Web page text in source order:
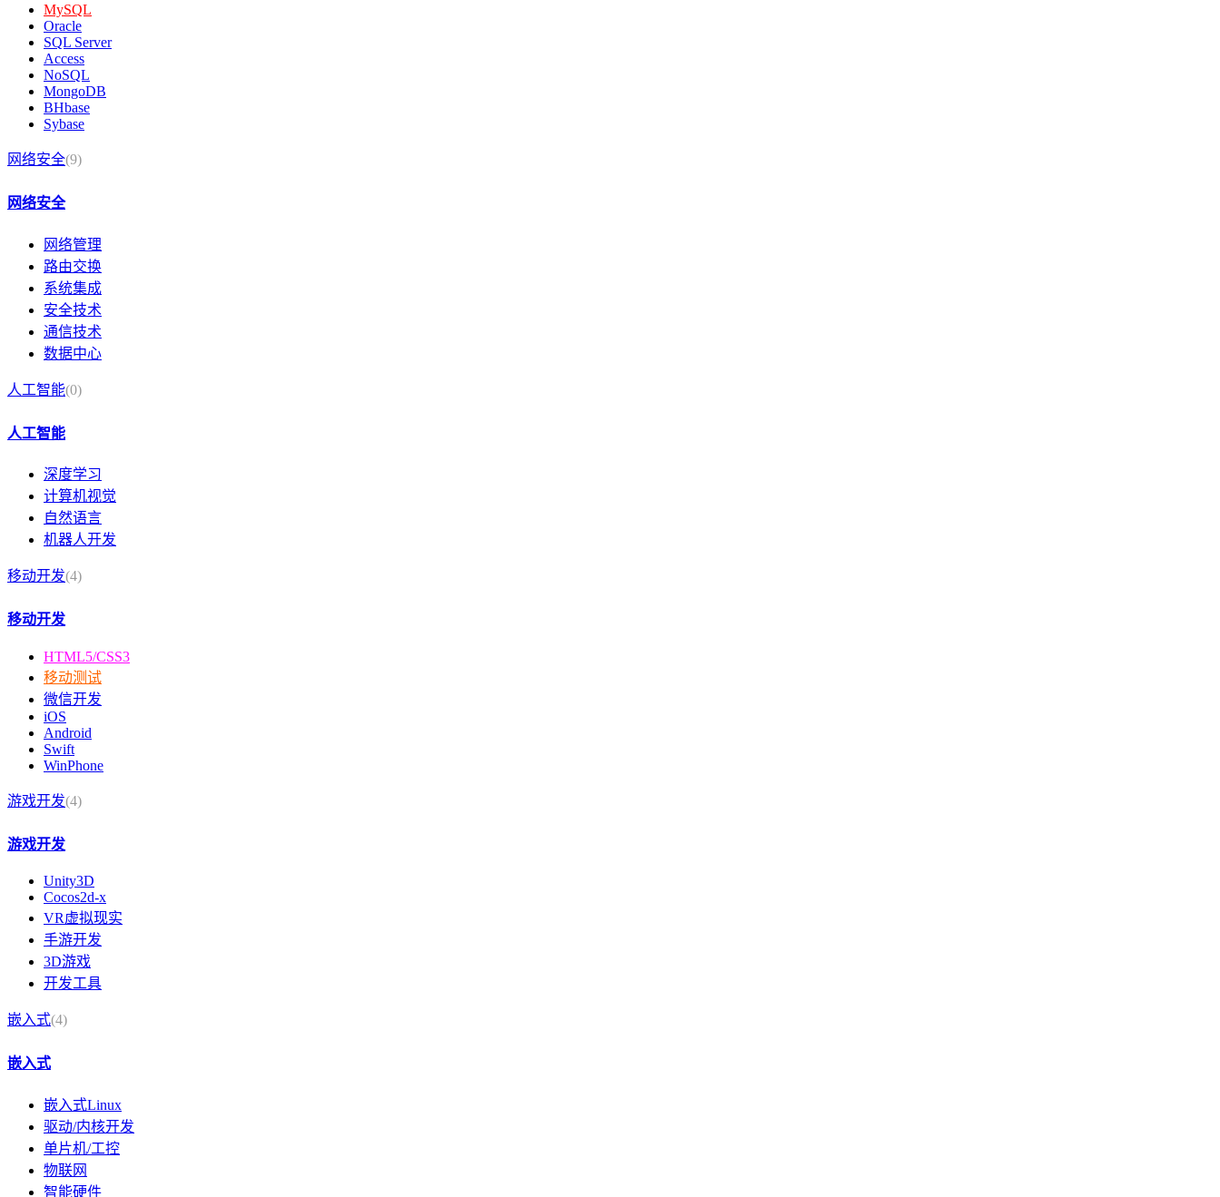
MySQL
Oracle
SQL Server
Access
NoSQL
MongoDB
BHbase
Sybase
网络安全(9)
网络安全
网络管理
路由交换
系统集成
安全技术
通信技术
数据中心
人工智能(0)
人工智能
深度学习
计算机视觉
自然语言
机器人开发
移动开发(4)
移动开发
HTML5/CSS3
移动测试
微信开发
iOS
Android
Swift
WinPhone
游戏开发(4)
游戏开发
Unity3D
Cocos2d-x
VR虚拟现实
手游开发
3D游戏
开发工具
嵌入式(4)
嵌入式
嵌入式Linux
驱动/内核开发
单片机/工控
物联网
智能硬件